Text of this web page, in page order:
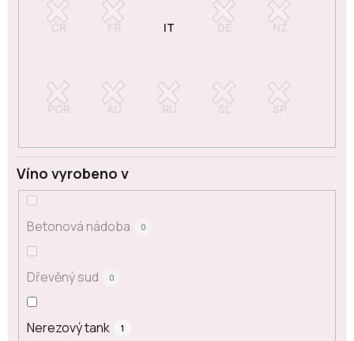
Víno vyrobeno v
Betonová nádoba 0
Dřevěný sud 0
Nerezový tank 1